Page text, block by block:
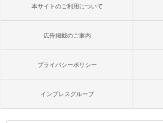
本サイトのご利用について
広告掲載のご案内
プライバシーポリシー
インプレスグループ